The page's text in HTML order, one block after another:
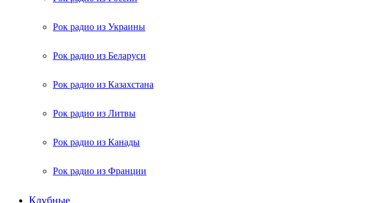
Рок радио из Украины
Рок радио из Беларуси
Рок радио из Казахстана
Рок радио из Литвы
Рок радио из Канады
Рок радио из Франции
Клубные